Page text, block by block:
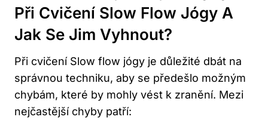
Při Cvičení Slow Flow Jógy⁢ A
Jak Se⁢ Jim ⁢vyhnout?
Při cvičení Slow flow jógy je důležité dbát na
správnou techniku, aby​ se předešlo možným
chybám, které by‍ mohly vést ​k zranění.⁢ Mezi
nejčastější chyby patří: